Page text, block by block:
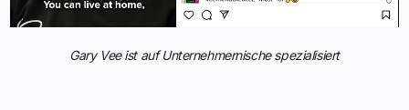
Gary Vee ist auf Unternehmernische spezialisiert